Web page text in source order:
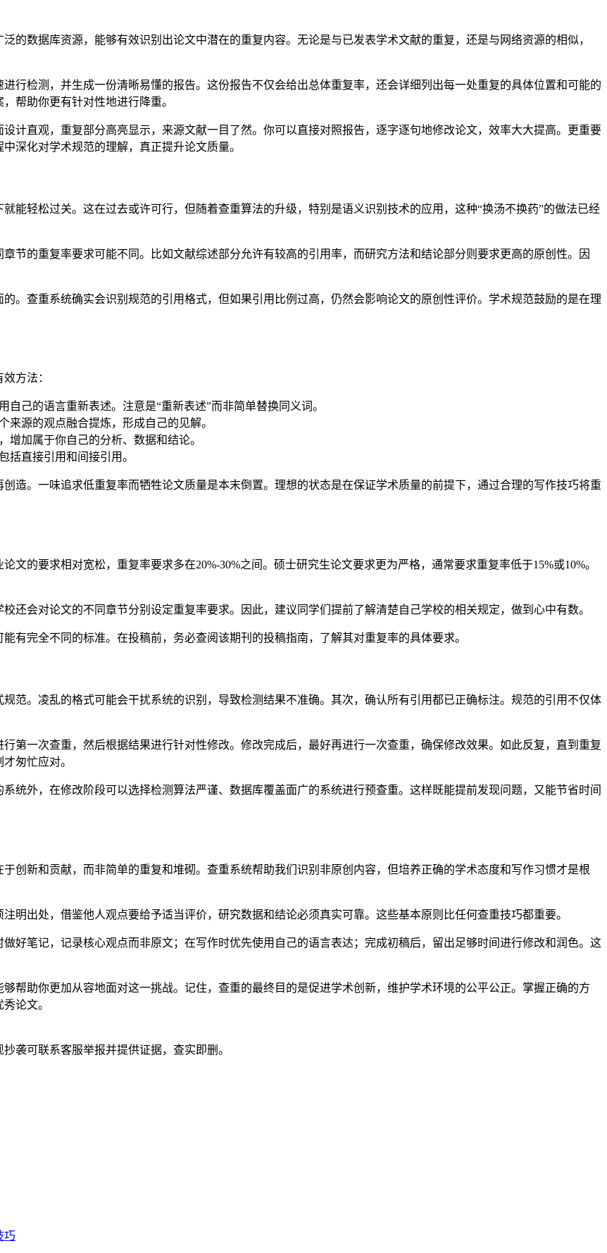
的数据库资源，能够有效识别出论文中潜在的重复内容。无论是与已发表学术文献的重复，还是与网络资源的相似，
进行检测，并生成一份清晰易懂的报告。这份报告不仅会给出总体重复率，还会详细列出每一处重复的具体位置和可能的
帮助你更有针对性地进行降重。
设计直观，重复部分高亮显示，来源文献一目了然。你可以直接对照报告，逐字逐句地修改论文，效率大大提高。更重要
深化对学术规范的理解，真正提升论文质量。
能轻松过关。这在过去或许可行，但随着查重算法的升级，特别是语义识别技术的应用，这种“换汤不换药”的做法已经
节的重复率要求可能不同。比如文献综述部分允许有较高的引用率，而研究方法和结论部分则要求更高的原创性。因
。查重系统确实会识别规范的引用格式，但如果引用比例过高，仍然会影响论文的原创性评价。学术规范鼓励的是在理
方法：
己的语言重新表述。注意是“重新表述”而非简单替换同义词。
来源的观点融合提炼，形成自己的见解。
增加属于你自己的分析、数据和结论。
括直接引用和间接引用。
造。一味追求低重复率而牺牲论文质量是本末倒置。理想的状态是在保证学术质量的前提下，通过合理的写作技巧将重
文的要求相对宽松，重复率要求多在20%-30%之间。硕士研究生论文要求更为严格，通常要求重复率低于15%或10%。
还会对论文的不同章节分别设定重复率要求。因此，建议同学们提前了解清楚自己学校的相关规定，做到心中有数。
有完全不同的标准。在投稿前，务必查阅该期刊的投稿指南，了解其对重复率的具体要求。
范。凌乱的格式可能会干扰系统的识别，导致检测结果不准确。其次，确认所有引用都已正确标注。规范的引用不仅体
第一次查重，然后根据结果进行针对性修改。修改完成后，最好再进行一次查重，确保修改效果。如此反复，直到重复
匆忙应对。
统外，在修改阶段可以选择检测算法严谨、数据库覆盖面广的系统进行预查重。这样既能提前发现问题，又能节省时间
创新和贡献，而非简单的重复和堆砌。查重系统帮助我们识别非原创内容，但培养正确的学术态度和写作习惯才是根
明出处，借鉴他人观点要给予适当评价，研究数据和结论必须真实可靠。这些基本原则比任何查重技巧都重要。
好笔记，记录核心观点而非原文；在写作时优先使用自己的语言表达；完成初稿后，留出足够时间进行修改和润色。这
帮助你更加从容地面对这一挑战。记住，查重的最终目的是促进学术创新，维护学术环境的公平公正。掌握正确的方
论文。
袭可联系客服举报并提供证据，查实即删。
巧